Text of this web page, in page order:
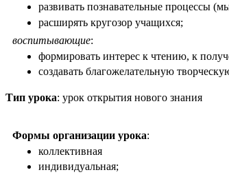
развивать познавательные процессы
расширять кругозор учащихся;
воспитывающие:
формировать интерес к чтению, к
создавать благожелательную
Тип урока: урок открытия нового знания
Формы организации урока:
коллективная
индивидуальная;